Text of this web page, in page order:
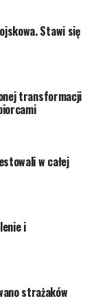
Stawi się
transformacji
w całej
i
strażaków